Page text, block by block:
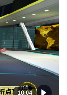
10:04